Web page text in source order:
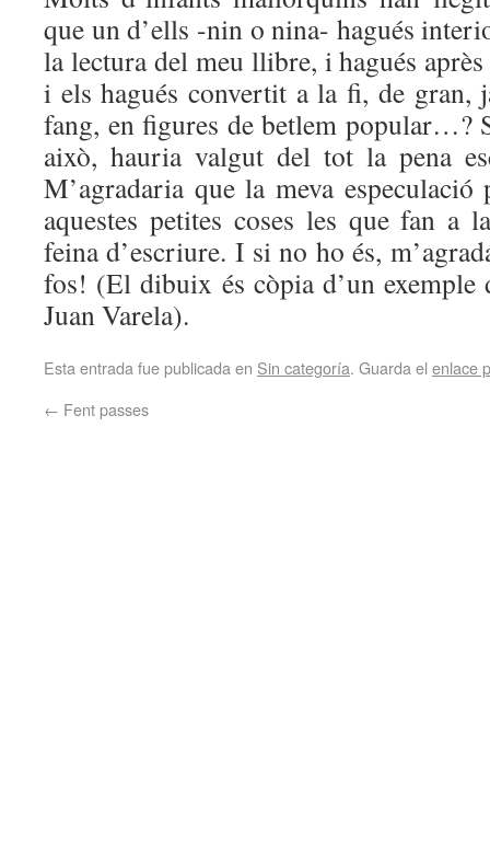
que un d’ells -nin o nina- hagués
la lectura del meu llibre, i hagués
i els hagués convertit a la fi, de gran,
fang, en figures de betlem popular…?
això, hauria valgut del tot la pena
M’agradaria que la meva
aquestes petites coses les que fan a
feina d’escriure. I si no ho és,
fos! (El dibuix és còpia d’un
Juan Varela).
Esta entrada fue publicada en Sin categoría. Guarda el enlace
← Fent passes